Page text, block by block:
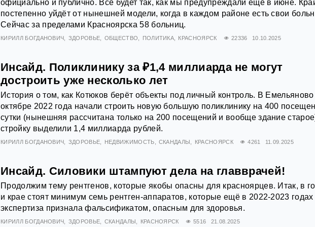
официально и публично. Всё будет так, как мы предупреждали ещё в июне.
постепенно уйдёт от нынешней модели, когда в каждом районе есть свои
Сейчас за пределами Красноярска 58 больниц.
КИРИЛЛ БОГДАНОВИЧ ЗДОРОВЬЕ ОБЩЕСТВО ПОЛИТИКА КРАСНОЯРСК 22336 10.10.2025
Инсайд. Поликлинику за ₽1,4 миллиарда не могут
достроить уже несколько лет
История о том, как Котюков берёт объекты под личный контроль. В Емельяново
октябре 2022 года начали строить новую большую поликлинику на 400
сутки (нынешняя рассчитана только на 200 посещений и вообще здание
стройку выделили 1,4 миллиарда рублей.
КИРИЛЛ БОГДАНОВИЧ ЗДОРОВЬЕ НЕДВИЖИМОСТЬ СКАНДАЛЫ КРАСНОЯРСК 4261 11.09.2025
Инсайд. Силовики штампуют дела на главврачей!
Продолжим тему рентгенов, которые якобы опасны для красноярцев. Итак, в
и крае стоят минимум семь рентген-аппаратов, которые ещё в 2022-2023 годах
экспертиза признала фальсификатом, опасным для здоровья.
КИРИЛЛ БОГДАНОВИЧ ЗДОРОВЬЕ СКАНДАЛЫ КРАСНОЯРСК 5516 21.08.2025